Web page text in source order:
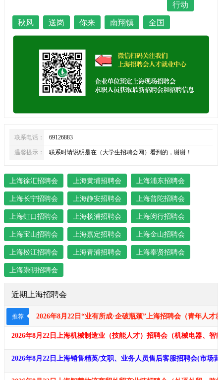
行动
秋风 送岗 你来 南翔镇 全国
联系电话： 69126883
温馨提示： 联系时请说明是在（大学生招聘会网）看到的，谢谢！
上海徐汇招聘会 上海黄埔招聘会 上海浦东招聘会
上海长宁招聘会 上海静安招聘会 上海普陀招聘会
上海虹口招聘会 上海杨浦招聘会 上海闵行招聘会
上海宝山招聘会 上海嘉定招聘会 上海金山招聘会
上海松江招聘会 上海青浦招聘会 上海奉贤招聘会
上海崇明招聘会
近期上海招聘会
推荐 2026年8月22日“业有所成·企破瓶颈​​​”上海招聘会（青年人才
2026年8月22日上海机械制造业（技能人才）招聘会（机械电器、智
2026年8月22日上海销售精英/文职、业务人员售后客服招聘会(市场